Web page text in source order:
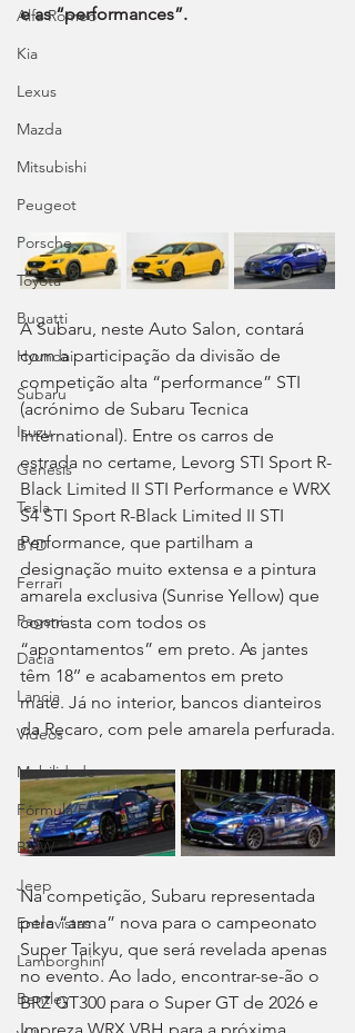
Alfa Romeo
Kia
Lexus
Mazda
Mitsubishi
Peugeot
Porsche
Toyota
Bugatti
Hyundai
Subaru
Isuzu
Genesis
Tesla
BYD
Ferrari
Pagani
Dacia
Lancia
Videos
Mobilidade
Fórmula E
BMW
Jeep
Entrevistas
Lamborghini
Bentley
e as “performances”.
A Subaru, neste Auto Salon, contará
com a participação da divisão de
competição alta “performance” STI
(acrónimo de Subaru Tecnica
International). Entre os carros de
estrada no certame, Levorg STI Sport R-
Black Limited II STI Performance e WRX
S4 STI Sport R-Black Limited II STI
Performance, que partilham a
designação muito extensa e a pintura
amarela exclusiva (Sunrise Yellow) que
contrasta com todos os
“apontamentos” em preto. As jantes
têm 18’’ e acabamentos em preto
mate. Já no interior, bancos dianteiros
da Recaro, com pele amarela perfurada.
Na competição, Subaru representada
pela “arma” nova para o campeonato
Super Taikyu, que será revelada apenas
no evento. Ao lado, encontrar-se-ão o
BRZ GT300 para o Super GT de 2026 e